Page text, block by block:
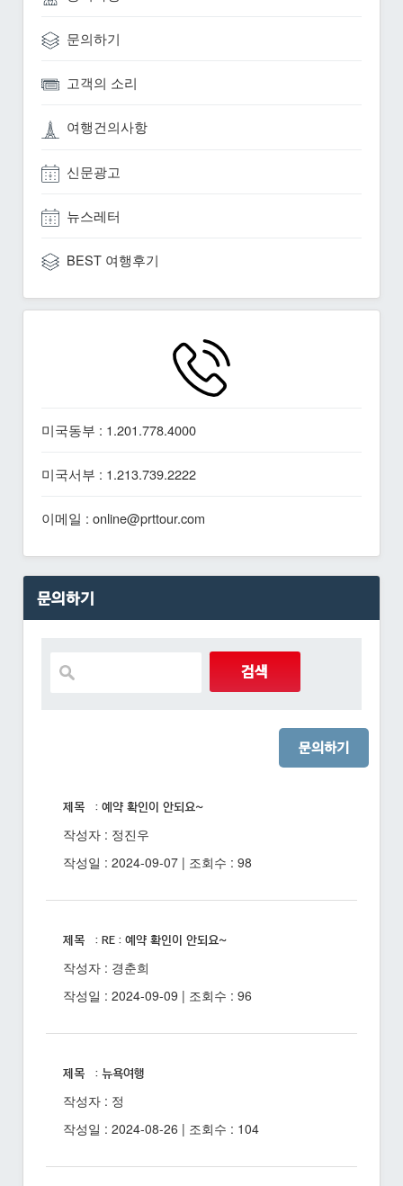
문의하기
고객의 소리
여행건의사항
신문광고
뉴스레터
BEST 여행후기
미국동부 : 1.201.778.4000
미국서부 : 1.213.739.2222
이메일 : online@prttour.com
문의하기
문의하기
제목 : 예약 확인이 안되요~
작성자 : 정진우
작성일 : 2024-09-07 | 조회수 : 98
제목 : RE : 예약 확인이 안되요~
작성자 : 경춘희
작성일 : 2024-09-09 | 조회수 : 96
제목 : 뉴욕여행
작성자 : 정
작성일 : 2024-08-26 | 조회수 : 104